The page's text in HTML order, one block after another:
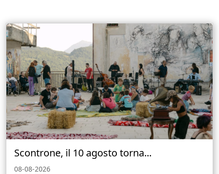
Scontrone, il 10 agosto torna...
08-08-2026